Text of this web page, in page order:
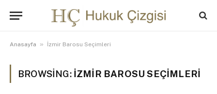
Anasayfa » İzmir Barosu Seçimleri
BROWSING: İZMIR BAROSU SEÇIMLERI